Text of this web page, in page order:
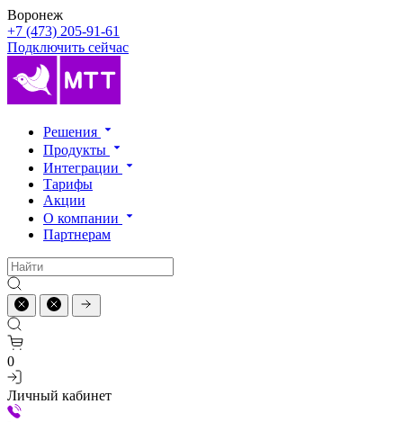
Воронеж
+7 (473) 205-91-61
Подключить сейчас
Решения
Продукты
Интеграции
Тарифы
Акции
О компании
Партнерам
0
Личный кабинет